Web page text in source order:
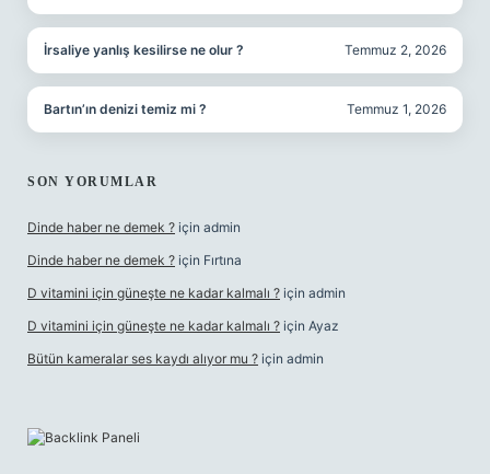
İrsaliye yanlış kesilirse ne olur ? Temmuz 2, 2026
Bartın’ın denizi temiz mi ? Temmuz 1, 2026
SON YORUMLAR
Dinde haber ne demek ? için admin
Dinde haber ne demek ? için Fırtına
D vitamini için güneşte ne kadar kalmalı ? için admin
D vitamini için güneşte ne kadar kalmalı ? için Ayaz
Bütün kameralar ses kaydı alıyor mu ? için admin